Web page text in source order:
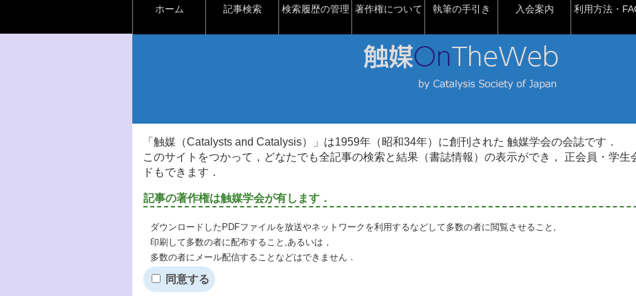
ホーム 記事検索 検索履歴の管理 著作権について 執筆の手引き 入会案内 利用方法・
「触媒（Catalysts and Catalysis）」は1959年（昭和34年）に創刊された 触媒学会の会誌です．
このサイトをつかって，どなたでも全記事の検索と結果（書誌情報）の表示ができ， 正会員・学生
ドもできます．
記事の著作権は触媒学会が有します．
ダウンロードしたPDFファイルを放送やネットワークを利用するなどして多数の者に閲覧させること,
印刷して多数の者に配布すること,あるいは，
多数の者にメール配信することなどはできません．
同意する